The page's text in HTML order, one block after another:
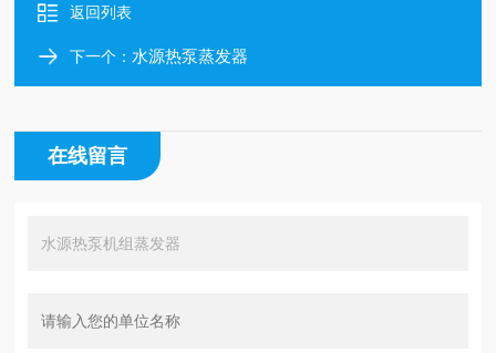
返回列表
下一个：水源热泵蒸发器
在线留言